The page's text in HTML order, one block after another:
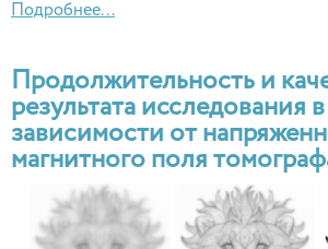
Подробнее...
Продолжительность и
результата исследования в
зависимости от
магнитного поля